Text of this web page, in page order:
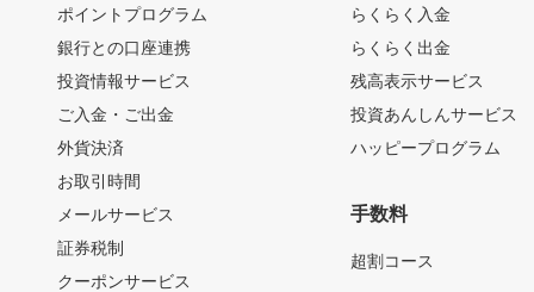
ポイントプログラム
銀行との口座連携
投資情報サービス
ご入金・ご出金
外貨決済
お取引時間
メールサービス
証券税制
クーポンサービス
らくらく入金
らくらく出金
残高表示サービス
投資あんしんサービス
ハッピープログラム
手数料
超割コース